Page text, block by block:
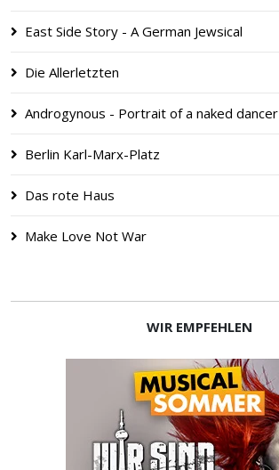
East Side Story - A German Jewsical
Die Allerletzten
Androgynous - Portrait of a naked dancer
Berlin Karl-Marx-Platz
Das rote Haus
Make Love Not War
WIR EMPFEHLEN